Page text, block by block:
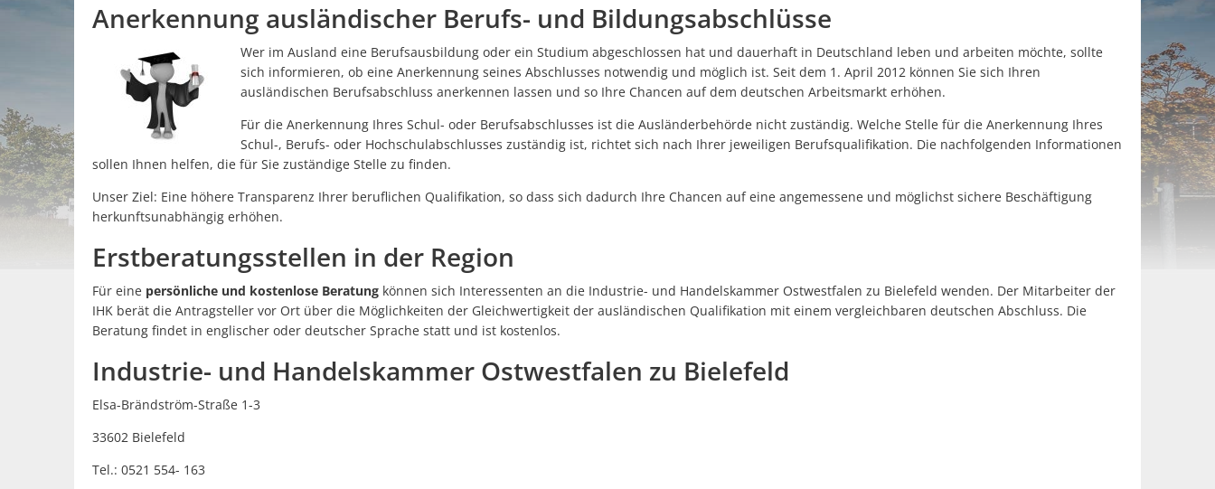
Anerkennung ausländischer Berufs- und Bildungsabschlüsse
Wer im Ausland eine Berufsausbildung oder ein Studium abgeschlossen hat und dauerhaft in Deutschland leben und arbeiten möchte, sollte
sich informieren, ob eine Anerkennung seines Abschlusses notwendig und möglich ist. Seit dem 1. April 2012 können Sie sich Ihren
ausländischen Berufsabschluss anerkennen lassen und so Ihre Chancen auf dem deutschen Arbeitsmarkt erhöhen.
Für die Anerkennung Ihres Schul- oder Berufsabschlusses ist die Ausländerbehörde nicht zuständig. Welche Stelle für die Anerkennung Ihres
Schul-, Berufs- oder Hochschulabschlusses zuständig ist, richtet sich nach Ihrer jeweiligen Berufsqualifikation. Die nachfolgenden Informationen
sollen Ihnen helfen, die für Sie zuständige Stelle zu finden.
Unser Ziel: Eine hö­here Transparenz Ihrer beruflichen Qualifikation, so dass sich dadurch Ihre Chancen auf eine angemesse­ne und möglichst sichere Beschäftigung
herkunftsun­abhängig erhöhen.
Erstberatungsstellen in der Region
Für eine persönliche und kostenlose Beratung können sich Interessenten an die Industrie- und Handelskammer Ostwestfalen zu Bielefeld wenden. Der Mitarbeiter der
IHK berät die Antragsteller vor Ort über die Möglichkeiten der Gleichwertigkeit der ausländischen Qualifikation mit einem vergleichbaren deutschen Abschluss. Die
Beratung findet in englischer oder deutscher Sprache statt und ist kostenlos.
Industrie- und Handelskammer Ostwestfalen zu Bielefeld
Elsa-Brändström-Straße 1-3
33602 Bielefeld
Tel.: 0521 554- 163